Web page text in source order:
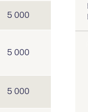
5 000
5 000
5 000